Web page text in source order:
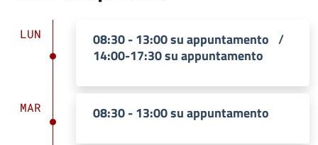
LUN 08:30 - 13:00 su appuntamento /
14:00-17:30 su appuntamento
MAR 08:30 - 13:00 su appuntamento